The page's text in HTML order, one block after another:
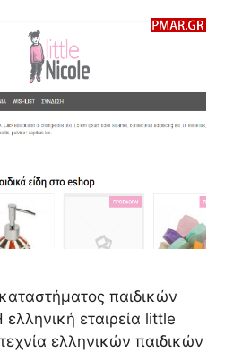
παιδικών
εταιρεία little
ελληνικών παιδικών